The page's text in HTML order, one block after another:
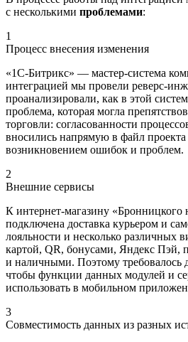
с несколькими проблемами:
1
Процесс внесения изменения
«1С-Битрикс» — мастер-система
интеграцией мы провели реверс-
проанализировали, как в этой
проблема, которая могла
торговли: согласованности
вносились напрямую в файл проекта
возникновением ошибок и проблем.
2
Внешние сервисы
К интернет-магазину «Бронницкого
подключена доставка курьером и
лояльности и несколько различных
картой, QR, бонусами, Яндекс Пэй,
и наличными. Поэтому требовалось
чтобы функции данных модулей и
использовать в мобильном
3
Совместимость данных из разных